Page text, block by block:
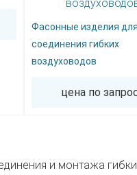
Фасонные изделия для
соединения гибких
воздуховодов
цена по
и монтажа